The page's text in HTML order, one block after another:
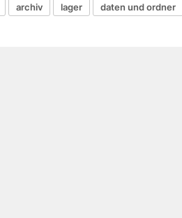
archiv lager daten und ordner